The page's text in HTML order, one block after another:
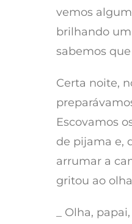
vemos
brilhando
sabemos
Certa noite,
Escovamos
de pijama e,
arrumar a
gritou ao
_ Olha,